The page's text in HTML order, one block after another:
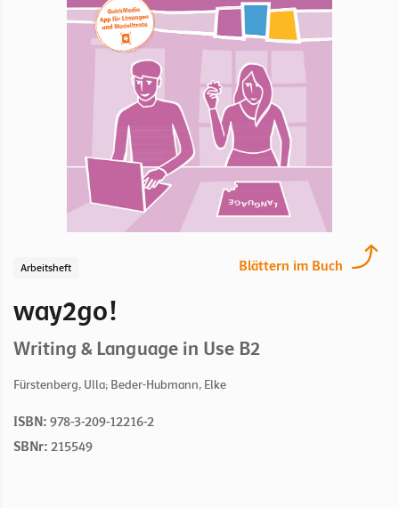
Blättern im Buch
Arbeitsheft
way2go!
Writing & Language in Use B2
Fürstenberg, Ulla; Beder-Hubmann, Elke
ISBN: 978-3-209-12216-2
SBNr: 215549